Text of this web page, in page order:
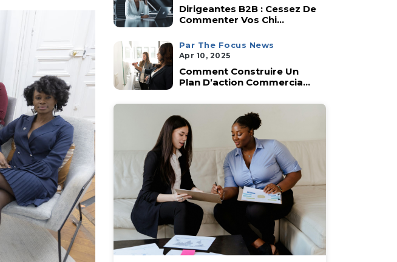
Dirigeantes B2B : Cessez De
Commenter Vos Chi...
Par The Focus News
Apr 10, 2025
Comment Construire Un
Plan D’action Commercia...